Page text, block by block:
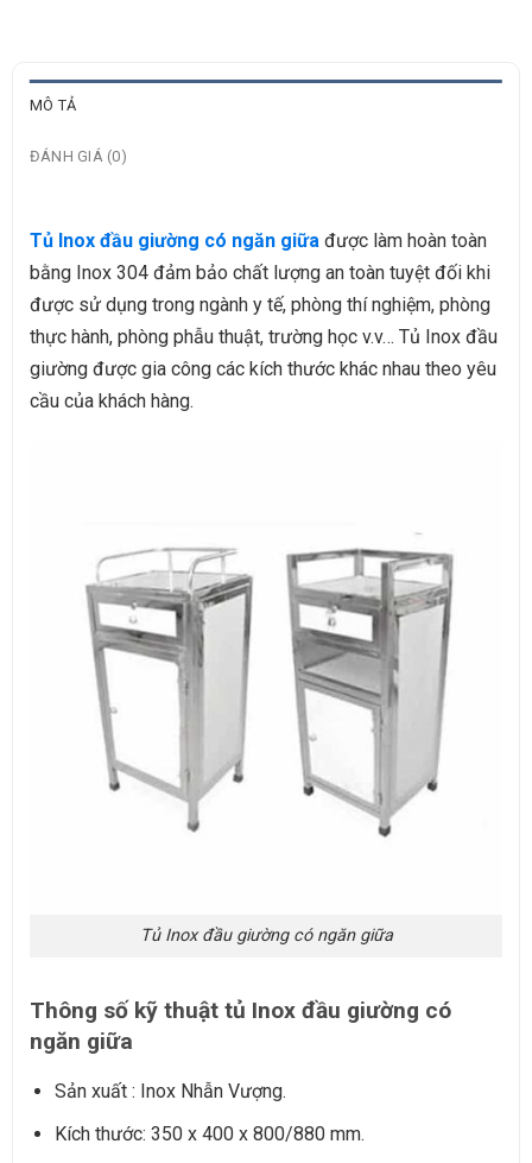
MÔ TẢ
ĐÁNH GIÁ (0)
Tủ Inox đầu giường có ngăn giữađược làm hoàn toàn
bằng Inox 304 đảm bảo chất lượng an toàn tuyệt đối khi
được sử dụng trong ngành y tế, phòng thí nghiệm, phòng
thực hành, phòng phẫu thuật, trường học v.v… Tủ Inox đầu
giường được gia công các kích thước khác nhau theo yêu
cầu của khách hàng.
Tủ Inox đầu giường có ngăn giữa
Thông số kỹ thuật tủ Inox đầu giường có
ngăn giữa
Sản xuất : Inox Nhẫn Vượng.
Kích thước: 350 x 400 x 800/880 mm.